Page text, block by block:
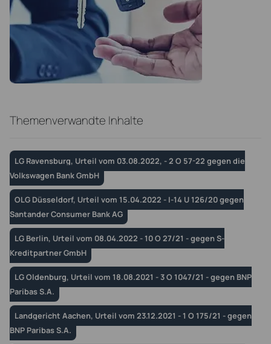
Themenverwandte Inhalte
LG Ravensburg, Urteil vom 03.08.2022, - 2 O 57-22 gegen die
Volkswagen Bank GmbH
OLG Düsseldorf, Urteil vom 15.04.2022 - I-14 U 126/20 gegen
Santander Consumer Bank AG
LG Berlin, Urteil vom 08.04.2022 - 10 O 27/21 - gegen S-
Kreditpartner GmbH
LG Oldenburg, Urteil vom 18.08.2021 - 3 O 1047/21 - gegen BNP
Paribas S.A.
Landgericht Aachen, Urteil vom 23.12.2021 - 1 O 175/21 - gegen
BNP Paribas S.A.